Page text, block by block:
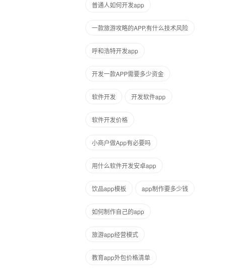
普通人如何开发app
一款旅游攻略的APP,有什么技术风险
呼和浩特开发app
开发一款APP需要多少资金
软件开发 开发软件app
软件开发价格
小商户做App有必要吗
用什么软件开发安卓app
饮品app模板 app制作要多少钱
如何制作自己的app
旅游app经营模式
教育app外包价格清单